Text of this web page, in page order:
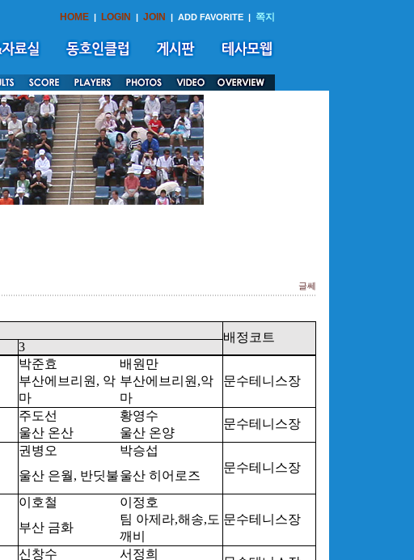
HOME | LOGIN | JOIN | ADD FAVORITE | 쪽지
글쎄
배정코트
3
박준효
배원만
문수테니스장
부산에브리원, 악
마
부산에브리원,악
마
주도선 황영수
문수테니스장
울산 온산 울산 온양
권병오
박승섭
문수테니스장
울산 은월, 반딧불울산 히어로즈
이호철
이정호
문수테니스장
부산 금화
팀 아제라,해송,도
깨비
신창수 서정희